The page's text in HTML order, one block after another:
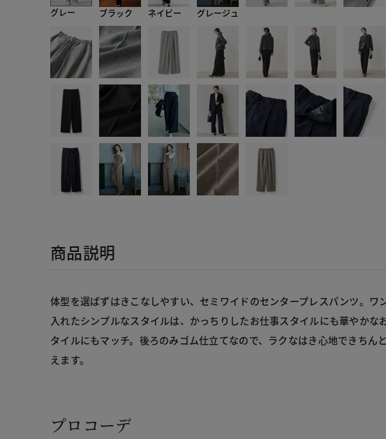
グレー ブラック ネイビー グレージュ
商品説明
体型を選ばずはきこなしやすい、セミワイドのセンタープレスパンツ。ワ
入れたシンプルなスタイルは、かっちりしたお仕事スタイルにも華やかな
タイルにもマッチ。後ろのみゴム仕立てなので、ラクなはき心地できちん
えます。
プロコーデ